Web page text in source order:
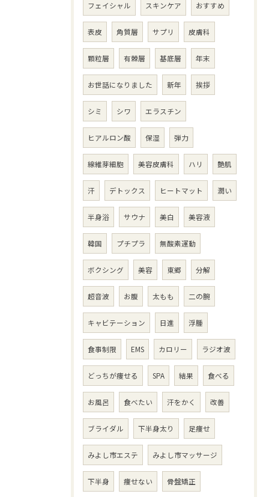
フェイシャル スキンケア おすすめ
表皮 角質層 サプリ 皮膚科
顆粒層 有棘層 基底層 年末
お世話になりました 新年 挨拶
シミ シワ エラスチン
ヒアルロン酸 保湿 弾力
線維芽細胞 美容皮膚科 ハリ 艶肌
汗 デトックス ヒートマット 潤い
半身浴 サウナ 美白 美容液
韓国 プチプラ 無酸素運動
ボクシング 美容 東郷 分解
超音波 お腹 太もも 二の腕
キャビテーション 日進 浮腫
食事制限 EMS カロリー ラジオ波
どっちが痩せる SPA 結果 食べる
お風呂 食べたい 汗をかく 改善
ブライダル 下半身太り 足痩せ
みよし市エステ みよし市マッサージ
下半身 痩せない 骨盤矯正